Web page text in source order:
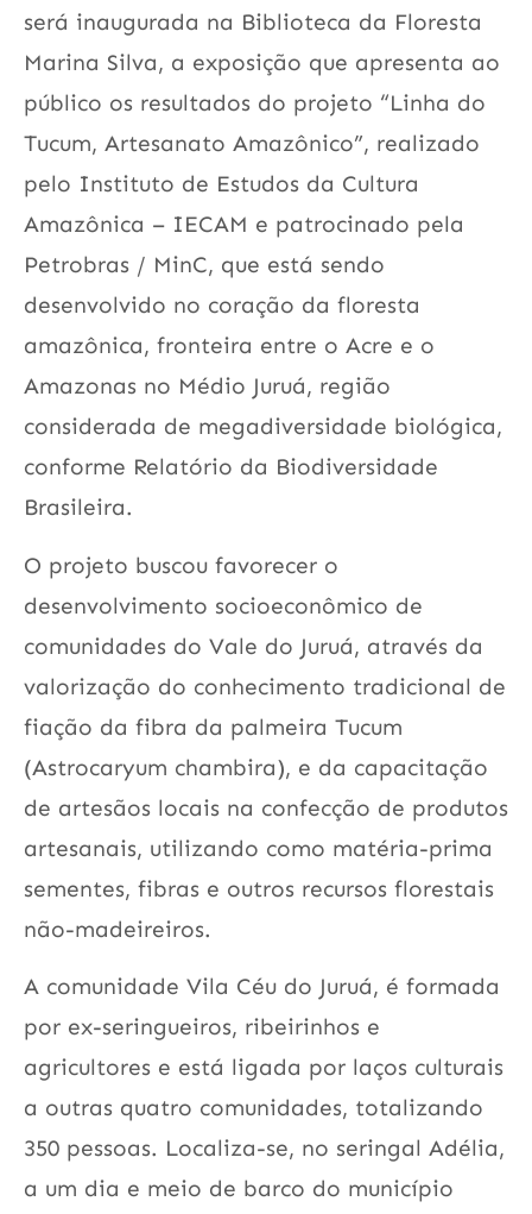
será inaugurada na Biblioteca da Floresta
Marina Silva, a exposição que apresenta ao
público os resultados do projeto “Linha do
Tucum, Artesanato Amazônico”, realizado
pelo Instituto de Estudos da Cultura
Amazônica – IECAM e patrocinado pela
Petrobras / MinC, que está sendo
desenvolvido no coração da floresta
amazônica, fronteira entre o Acre e o
Amazonas no Médio Juruá, região
considerada de megadiversidade biológica,
conforme Relatório da Biodiversidade
Brasileira.
O projeto buscou favorecer o
desenvolvimento socioeconômico de
comunidades do Vale do Juruá, através da
valorização do conhecimento tradicional de
fiação da fibra da palmeira Tucum
(Astrocaryum chambira), e da capacitação
de artesãos locais na confecção de produtos
artesanais, utilizando como matéria-prima
sementes, fibras e outros recursos florestais
não-madeireiros.
A comunidade Vila Céu do Juruá, é formada
por ex-seringueiros, ribeirinhos e
agricultores e está ligada por laços culturais
a outras quatro comunidades, totalizando
350 pessoas. Localiza-se, no seringal Adélia,
a um dia e meio de barco do município